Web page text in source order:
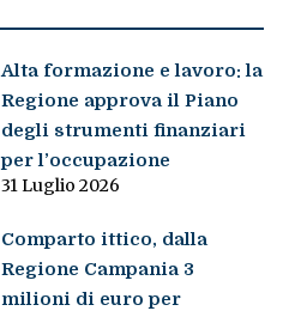
Alta formazione e lavoro: la
Regione approva il Piano
degli strumenti finanziari
per l’occupazione
31 Luglio 2026
Comparto ittico, dalla
Regione Campania 3
milioni di euro per